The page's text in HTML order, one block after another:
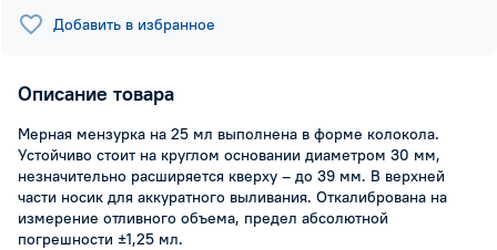
Добавить в избранное
Описание товара
Мерная мензурка на 25 мл выполнена в форме колокола.
Устойчиво стоит на круглом основании диаметром 30 мм,
незначительно расширяется кверху – до 39 мм. В верхней
части носик для аккуратного выливания. Откалибрована на
измерение отливного объема, предел абсолютной
погрешности ±1,25 мл.